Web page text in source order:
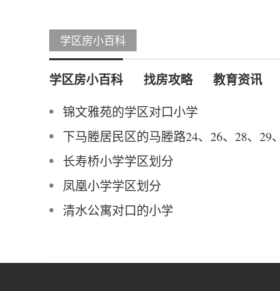
学区房小百科
学区房小百科 找房攻略 教育资讯
锦文雅苑的学区对口小学
下马塍居民区的马塍路24、26、28、29
长寿桥小学学区划分
凤凰小学学区划分
清水公寓对口的小学